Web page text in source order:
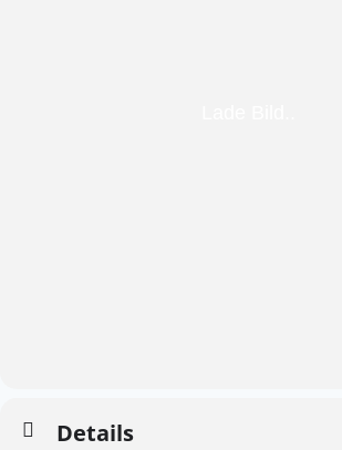
Details